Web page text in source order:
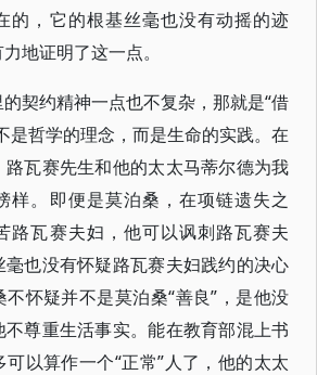
的，它的根基丝毫也没有动摇的迹
地证明了这一点。
的契约精神一点也不复杂，那就是“借
是哲学的理念，而是生命的实践。在
路瓦赛先生和他的太太马蒂尔德为我
样。即便是莫泊桑，在项链遗失之
路瓦赛夫妇，他可以讽刺路瓦赛夫
也没有怀疑路瓦赛夫妇践约的决心
怀疑并不是莫泊桑“善良”，是他没
尊重生活事实。能在教育部混上书
以算作一个“正常”人了，他的太太